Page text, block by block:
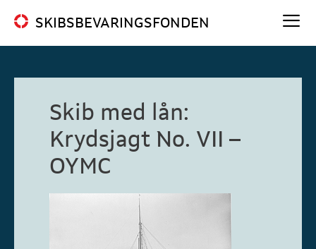
indhold
SKIBSBEVARINGSFONDEN
Skib med lån:
Krydsjagt No. VII –
OYMC